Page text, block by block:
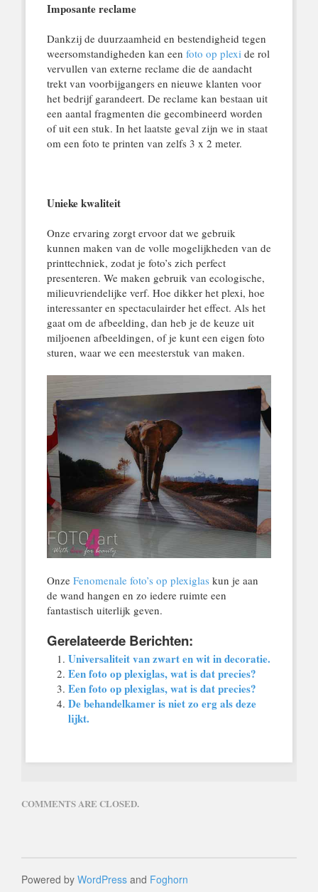
Imposante reclame
Dankzij de duurzaamheid en bestendigheid tegen
weersomstandigheden kan een foto op plexide rol
vervullen van externe reclame die de aandacht
trekt van voorbijgangers en nieuwe klanten voor
het bedrijf garandeert. De reclame kan bestaan uit
een aantal fragmenten die gecombineerd worden
of uit een stuk. In het laatste geval zijn we in staat
om een foto te printen van zelfs 3 x 2 meter.
Unieke kwaliteit
Onze ervaring zorgt ervoor dat we gebruik
kunnen maken van de volle mogelijkheden van de
printtechniek, zodat je foto’s zich perfect
presenteren. We maken gebruik van ecologische,
milieuvriendelijke verf. Hoe dikker het plexi, hoe
interessanter en spectaculairder het effect. Als het
gaat om de afbeelding, dan heb je de keuze uit
miljoenen afbeeldingen, of je kunt een eigen foto
sturen, waar we een meesterstuk van maken.
Onze Fenomenale foto’s op plexiglas kun je aan
de wand hangen en zo iedere ruimte een
fantastisch uiterlijk geven.
Gerelateerde Berichten:
Universaliteit van zwart en wit in decoratie.
Een foto op plexiglas, wat is dat precies?
Een foto op plexiglas, wat is dat precies?
De behandelkamer is niet zo erg als deze
lijkt.
COMMENTS ARE CLOSED.
Powered by WordPress and Foghorn